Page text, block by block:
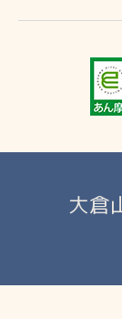
大倉